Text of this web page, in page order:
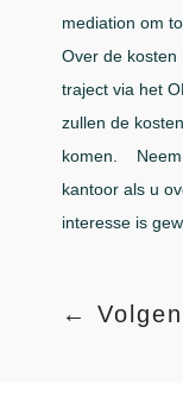
mediation om
Over de kosten
traject via het
zullen de
komen. Neem
kantoor als u
interesse is
←